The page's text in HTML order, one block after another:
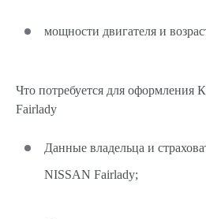
мощности двигателя и
Что потребуется для
Fairlady
Данные владельца и
NISSAN Fairlady;